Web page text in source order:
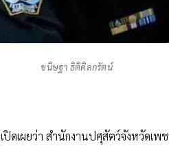
ขนิษฐา ธิติดิลกรัตน์
เปิดเผยว่า สำนักงานปศุสัตว์จังหวัดเพ